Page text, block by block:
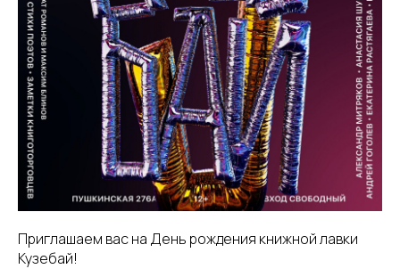
Приглашаем вас на День рождения книжной лавки
Кузебай!